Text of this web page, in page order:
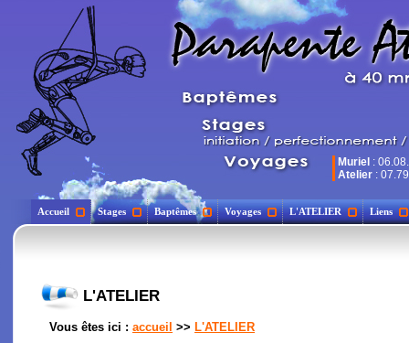
Muriel :
Atelier :
Accueil Stages Baptêmes Voyages L'ATELIER Liens
L'ATELIER
Vous êtes ici : accueil >> L'ATELIER